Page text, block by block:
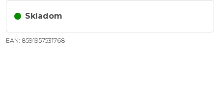
Skladom
EAN: 8591957531768